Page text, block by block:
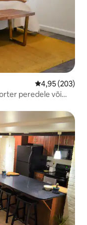
Keskmine
4,95 (203)
peredele või